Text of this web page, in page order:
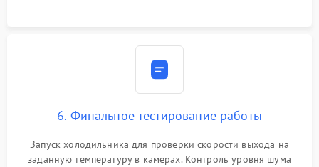
6. Финальное тестирование работы
Запуск холодильника для проверки скорости выхода на
заданную температуру в камерах. Контроль уровня шума